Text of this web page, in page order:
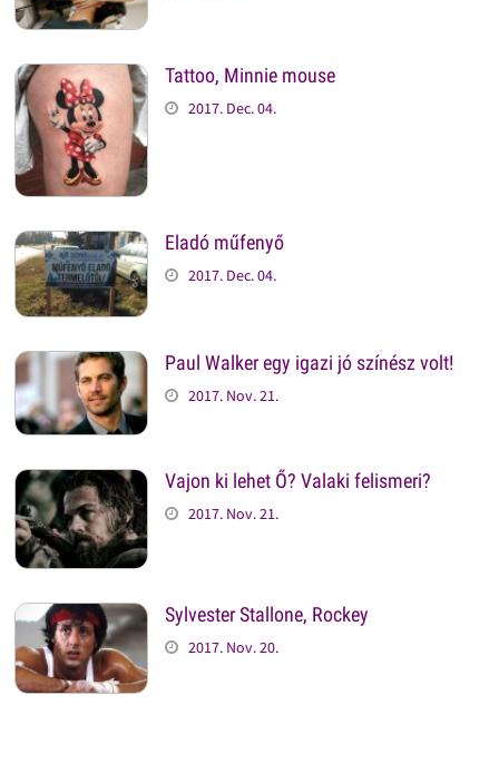
Tattoo, Minnie mouse
2017. Dec. 04.
Eladó műfenyő
2017. Dec. 04.
Paul Walker egy igazi jó színész volt!
2017. Nov. 21.
Vajon ki lehet Ő? Valaki felismeri?
2017. Nov. 21.
Sylvester Stallone, Rockey
2017. Nov. 20.